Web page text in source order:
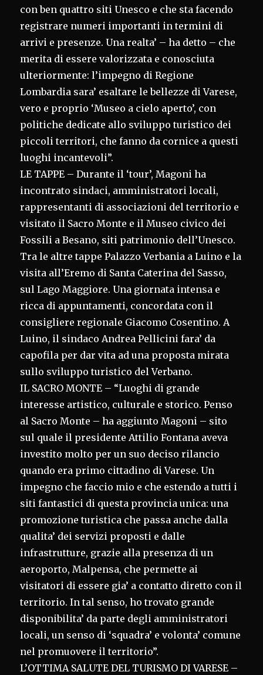
con ben quattro siti Unesco e che sta facendo
registrare numeri importanti in termini di
arrivi e presenze. Una realta’ – ha detto – che
merita di essere valorizzata e conosciuta
ulteriormente: l’impegno di Regione
Lombardia sara’ esaltare le bellezze di Varese,
vero e proprio ‘Museo a cielo aperto’, con
politiche dedicate allo sviluppo turistico dei
piccoli territori, che fanno da cornice a questi
luoghi incantevoli”.
LE TAPPE – Durante il ‘tour’, Magoni ha
incontrato sindaci, amministratori locali,
rappresentanti di associazioni del territorio e
visitato il Sacro Monte e il Museo civico dei
Fossili a Besano, siti patrimonio dell’Unesco.
Tra le altre tappe Palazzo Verbania a Luino e la
visita all’Eremo di Santa Caterina del Sasso,
sul Lago Maggiore. Una giornata intensa e
ricca di appuntamenti, concordata con il
consigliere regionale Giacomo Cosentino. A
Luino, il sindaco Andrea Pellicini fara’ da
capofila per dar vita ad una proposta mirata
sullo sviluppo turistico del Verbano.
IL SACRO MONTE – “Luoghi di grande
interesse artistico, culturale e storico. Penso
al Sacro Monte – ha aggiunto Magoni – sito
sul quale il presidente Attilio Fontana aveva
investito molto per un suo deciso rilancio
quando era primo cittadino di Varese. Un
impegno che faccio mio e che estendo a tutti i
siti fantastici di questa provincia unica: una
promozione turistica che passa anche dalla
qualita’ dei servizi proposti e dalle
infrastrutture, grazie alla presenza di un
aeroporto, Malpensa, che permette ai
visitatori di essere gia’ a contatto diretto con il
territorio. In tal senso, ho trovato grande
disponibilita’ da parte degli amministratori
locali, un senso di ‘squadra’ e volonta’ comune
nel promuovere il territorio”.
L’OTTIMA SALUTE DEL TURISMO DI VARESE –